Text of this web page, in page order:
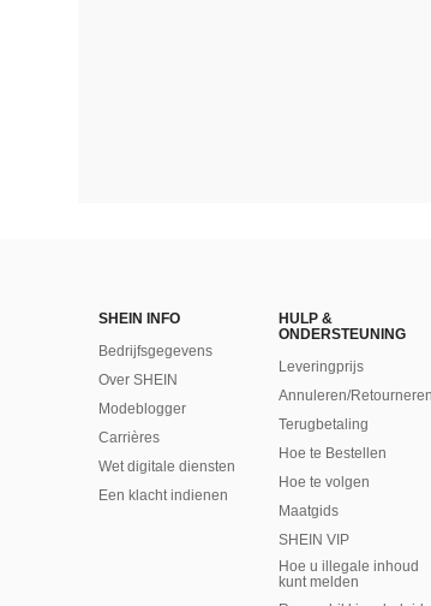
SHEIN INFO
Bedrijfsgegevens
Over SHEIN
Modeblogger
Carrières
Wet digitale diensten
Een klacht indienen
HULP &
ONDERSTEUNING
Leveringprijs
Annuleren/Retourneren
Terugbetaling
Hoe te Bestellen
Hoe te volgen
Maatgids
SHEIN VIP
Hoe u illegale inhoud
kunt melden